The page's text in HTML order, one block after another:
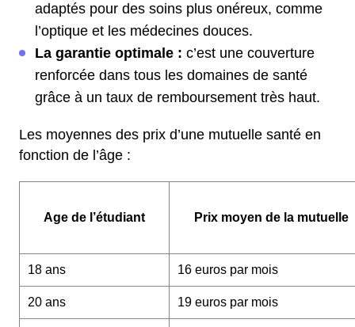
adaptés pour des soins plus onéreux, comme
l’optique et les médecines douces.
La garantie optimale : c’est une couverture
renforcée dans tous les domaines de santé
grâce à un taux de remboursement très haut.
Les moyennes des prix d’une mutuelle santé en
fonction de l’âge :
Age de l’étudiant Prix moyen de la mutuelle
18 ans 16 euros par mois
20 ans 19 euros par mois